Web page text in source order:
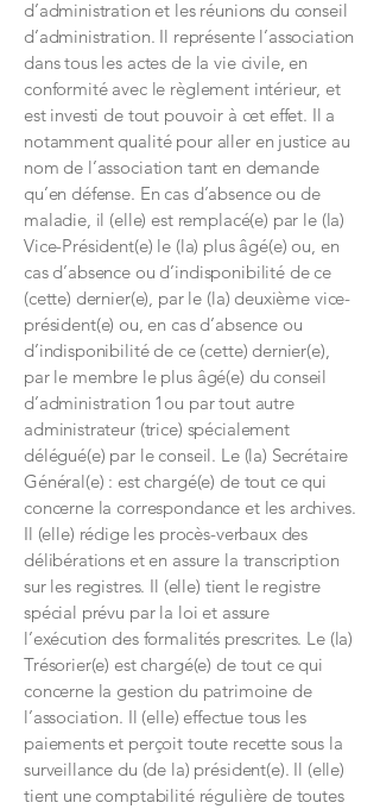
d’administration et les réunions du conseil
d’administration. Il représente l’association
dans tous les actes de la vie civile, en
conformité avec le règlement intérieur, et
est investi de tout pouvoir à cet effet. Il a
notamment qualité pour aller en justice au
nom de l’association tant en demande
qu’en défense. En cas d’absence ou de
maladie, il (elle) est remplacé(e) par le (la)
Vice-Président(e) le (la) plus âgé(e) ou, en
cas d’absence ou d’indisponibilité de ce
(cette) dernier(e), par le (la) deuxième vice-
président(e) ou, en cas d’absence ou
d’indisponibilité de ce (cette) dernier(e),
par le membre le plus âgé(e) du conseil
d’administration 1ou par tout autre
administrateur (trice) spécialement
délégué(e) par le conseil. Le (la) Secrétaire
Général(e) : est chargé(e) de tout ce qui
concerne la correspondance et les archives.
Il (elle) rédige les procès-verbaux des
délibérations et en assure la transcription
sur les registres. Il (elle) tient le registre
spécial prévu par la loi et assure
l’exécution des formalités prescrites. Le (la)
Trésorier(e) est chargé(e) de tout ce qui
concerne la gestion du patrimoine de
l’association. Il (elle) effectue tous les
paiements et perçoit toute recette sous la
surveillance du (de la) président(e). Il (elle)
tient une comptabilité régulière de toutes